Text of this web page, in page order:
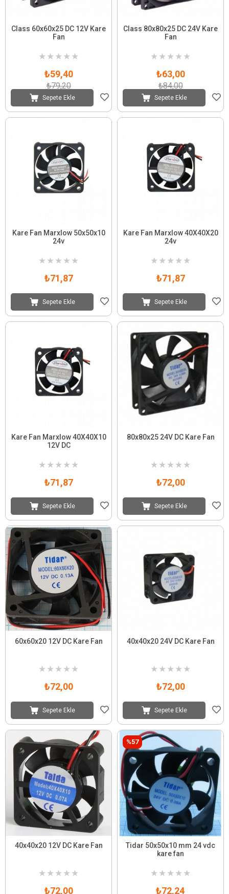
Class 60x60x25 DC 12V Kare
Fan
★ ★ ★ ★ ★
₺59,40
₺79,20
Sepete Ekle
Class 80x80x25 DC 24V Kare
Fan
★ ★ ★ ★ ★
₺63,00
₺84,00
Sepete Ekle
Kare Fan Marxlow 50x50x10
24v
★ ★ ★ ★ ★
₺71,87
Sepete Ekle
Kare Fan Marxlow 40X40X20
24v
★ ★ ★ ★ ★
₺71,87
Sepete Ekle
Kare Fan Marxlow 40X40X10
12V DC
★ ★ ★ ★ ★
₺71,87
Sepete Ekle
80x80x25 24V DC Kare Fan
★ ★ ★ ★ ★
₺72,00
Sepete Ekle
60x60x20 12V DC Kare Fan
★ ★ ★ ★ ★
₺72,00
Sepete Ekle
40x40x20 24V DC Kare Fan
★ ★ ★ ★ ★
₺72,00
Sepete Ekle
40x40x20 12V DC Kare Fan
★ ★ ★ ★ ★
₺72,00
Tidar 50x50x10 mm 24 vdc
kare fan
★ ★ ★ ★ ★
₺72,24
%57